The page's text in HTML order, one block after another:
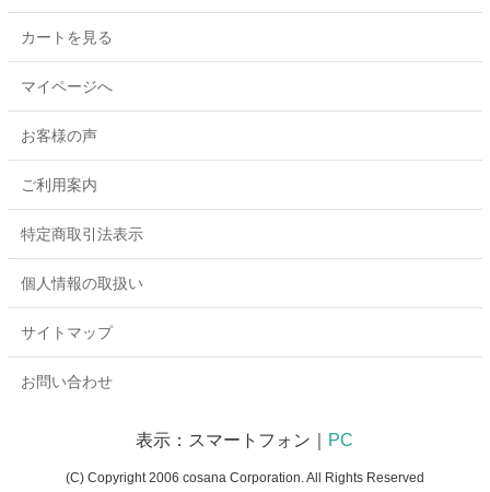
カートを見る
マイページへ
お客様の声
ご利用案内
特定商取引法表示
個人情報の取扱い
サイトマップ
お問い合わせ
表示：スマートフォン｜ PC
(C) Copyright 2006 cosana Corporation. All Rights Reserved